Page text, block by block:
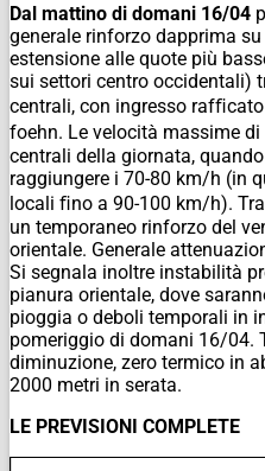
Dal mattino di domani 16/04
generale rinforzo dapprima
estensione alle quote più
sui settori centro occidentali)
centrali, con ingresso
foehn. Le velocità massime
centrali della giornata,
raggiungere i 70-80 km/h (in
locali ﬁno a 90-100 km/h).
un temporaneo rinforzo del
orientale. Generale
Si segnala inoltre instabilità
pianura orientale, dove
pioggia o deboli temporali in
pomeriggio di domani 16/04.
diminuzione, zero termico in
2000 metri in serata.
LE PREVISIONI COMPLETE